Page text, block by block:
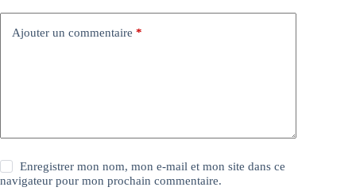
Ajouter un commentaire *
Enregistrer mon nom, mon e-mail et mon site dans ce
navigateur pour mon prochain commentaire.